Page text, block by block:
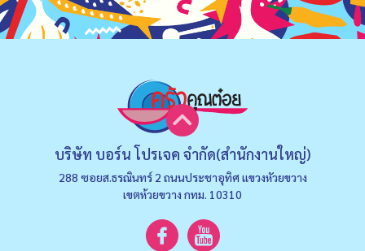
บริษัท บอร์น โปรเจค จำกัด(สำนักงานใหญ่)
288 ซอยส.ธรณินทร์ 2 ถนนประชาอุทิศ แขวงหัวยขวาง
เขตห้วยขวาง กทม. 10310